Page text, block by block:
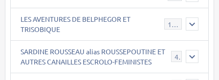
LES AVENTURES DE BELPHEGOR ET
TRISOBIQUE
147
SARDINE ROUSSEAU alias ROUSSEPOUTINE ET
AUTRES CANAILLES ESCROLO-FEMINISTES
40